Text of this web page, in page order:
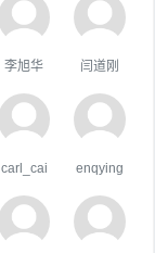
李旭华 闫道刚
carl_cai enqying